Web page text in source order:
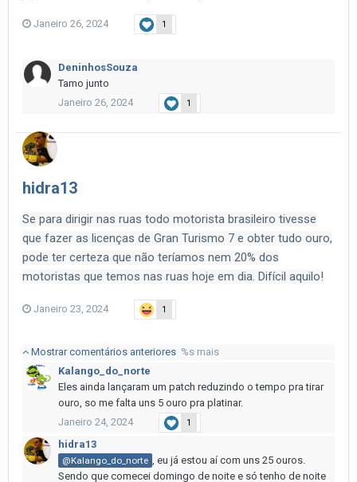
Janeiro 26, 2024 1
DeninhosSouza
Tamo junto
Janeiro 26, 2024
1
hidra13
Se para dirigir nas ruas todo motorista brasileiro tivesse
que fazer as licenças de Gran Turismo 7 e obter tudo ouro,
pode ter certeza que não teríamos nem 20% dos
motoristas que temos nas ruas hoje em dia. Difícil aquilo!
Janeiro 23, 2024 1
Mostrar comentários anteriores %s mais
Kalango_do_norte
Eles ainda lançaram um patch reduzindo o tempo pra tirar
ouro, so me falta uns 5 ouro pra platinar.
Janeiro 24, 2024
1
hidra13
@Kalango_do_norte , eu já estou aí com uns 25 ouros.
Sendo que comecei domingo de noite e só tenho de noite